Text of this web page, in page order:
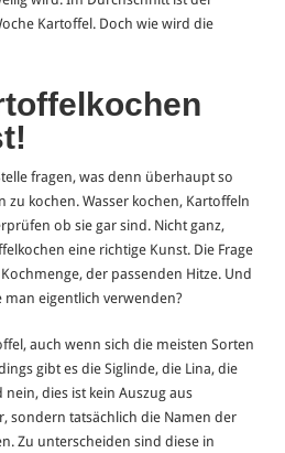
Kartoffel. Doch wie wird die
fragen, was denn überhaupt so
zu kochen. Wasser kochen, Kartoffeln
ob sie gar sind. Nicht ganz,
eine richtige Kunst. Die Frage
der passenden Hitze. Und
man eigentlich verwenden?
auch wenn sich die meisten Sorten
gibt es die Siglinde, die Lina, die
dies ist kein Auszug aus
sondern tatsächlich die Namen der
Zu unterscheiden sind diese in